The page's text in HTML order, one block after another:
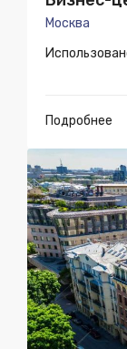
Москва
Подробнее